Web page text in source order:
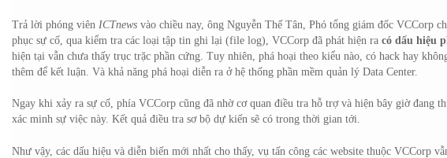
Trả lời phóng viên ICTnews vào chiều nay, ông Nguyễn Thế Tân, Phó tổng giám đốc VCCorp
phục sự cố, qua kiểm tra các loại tập tin ghi lại (file log), VCCorp đã phát hiện ra có dấu hiệu
hiện tại vẫn chưa thấy trục trặc phần cứng. Tuy nhiên, phá hoại theo kiểu nào, có hack hay
thêm để kết luận. Và khả năng phá hoại diễn ra ở hệ thống phần mềm quản lý Data Center.
Ngay khi xảy ra sự cố, phía VCCorp cũng đã nhờ cơ quan điều tra hỗ trợ và hiện bây giờ đang
xác minh sự việc này. Kết quả điều tra sơ bộ dự kiến sẽ có trong thời gian tới.
Như vậy, các dấu hiệu và diễn biến mới nhất cho thấy, vụ tấn công các website thuộc VCCorp